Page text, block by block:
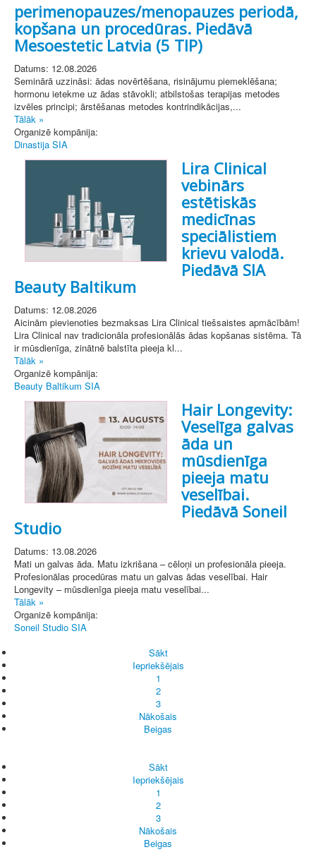
perimenopauzes/menopauzes periodā,
kopšana un procedūras. Piedāvā
Mesoestetic Latvia (5 TIP)
Datums: 12.08.2026
Seminārā uzzināsi: ādas novērtēšana, risinājumu piemeklēšana;
hormonu ietekme uz ādas stāvokli; atbilstošas terapijas metodes
izvēles principi; ārstēšanas metodes kontrindikācijas,...
Tālāk »
Organizē kompānija:
Dinastija SIA
Lira Clinical
vebinārs
estētiskās
medicīnas
speciālistiem
krievu valodā.
Piedāvā SIA
Beauty Baltikum
Datums: 12.08.2026
Aicinām pievienoties bezmaksas Lira Clinical tiešsaistes apmācībām!
Lira Clinical nav tradicionāla profesionālās ādas kopšanas sistēma. Tā
ir mūsdienīga, zinātnē balstīta pieeja kl...
Tālāk »
Organizē kompānija:
Beauty Baltikum SIA
Hair Longevity:
Veselīga galvas
āda un
mūsdienīga
pieeja matu
veselībai.
Piedāvā Soneil
Studio
Datums: 13.08.2026
Mati un galvas āda. Matu izkrišana – cēloņi un profesionāla pieeja.
Profesionālas procedūras matu un galvas ādas veselībai. Hair
Longevity – mūsdienīga pieeja matu veselībai...
Tālāk »
Organizē kompānija:
Soneil Studio SIA
Sākt
Iepriekšējais
1
2
3
Nākošais
Beigas
Sākt
Iepriekšējais
1
2
3
Nākošais
Beigas